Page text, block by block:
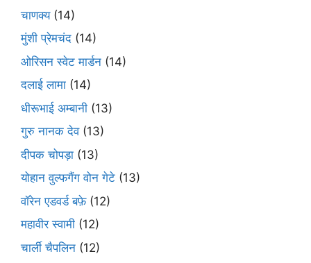
चाणक्य(14)
मुंशी प्रेमचंद (14)
ओरिसन स्‍वेट मार्डन (14)
दलाई लामा (14)
धीरूभाई अम्बानी (13)
गुरु नानक देव(13)
दीपक चोपड़ा (13)
योहान वुल्फगैंग वोन गेटे (13)
वॉरेन एडवर्ड बफ़े(12)
महावीर स्वामी (12)
चार्ली चैपलिन (12)